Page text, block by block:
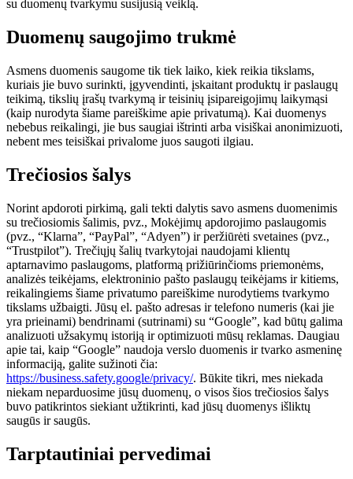
su duomenų tvarkymu susijusią veiklą.
Duomenų saugojimo trukmė
Asmens duomenis saugome tik tiek laiko, kiek reikia tikslams,
kuriais jie buvo surinkti, įgyvendinti, įskaitant produktų ir paslaugų
teikimą, tikslių įrašų tvarkymą ir teisinių įsipareigojimų laikymąsi
(kaip nurodyta šiame pareiškime apie privatumą). Kai duomenys
nebebus reikalingi, jie bus saugiai ištrinti arba visiškai anonimizuoti,
nebent mes teisiškai privalome juos saugoti ilgiau.
Trečiosios šalys
Norint apdoroti pirkimą, gali tekti dalytis savo asmens duomenimis
su trečiosiomis šalimis, pvz., Mokėjimų apdorojimo paslaugomis
(pvz., “Klarna”, “PayPal”, “Adyen”) ir peržiūrėti svetaines (pvz.,
“Trustpilot”). Trečiųjų šalių tvarkytojai naudojami klientų
aptarnavimo paslaugoms, platformą prižiūrinčioms priemonėms,
analizės teikėjams, elektroninio pašto paslaugų teikėjams ir kitiems,
reikalingiems šiame privatumo pareiškime nurodytiems tvarkymo
tikslams užbaigti. Jūsų el. pašto adresas ir telefono numeris (kai jie
yra prieinami) bendrinami (sutrinami) su “Google”, kad būtų galima
analizuoti užsakymų istoriją ir optimizuoti mūsų reklamas. Daugiau
apie tai, kaip “Google” naudoja verslo duomenis ir tvarko asmeninę
informaciją, galite sužinoti čia:
https://business.safety.google/privacy/. Būkite tikri, mes niekada
niekam neparduosime jūsų duomenų, o visos šios trečiosios šalys
buvo patikrintos siekiant užtikrinti, kad jūsų duomenys išliktų
saugūs ir saugūs.
Tarptautiniai pervedimai